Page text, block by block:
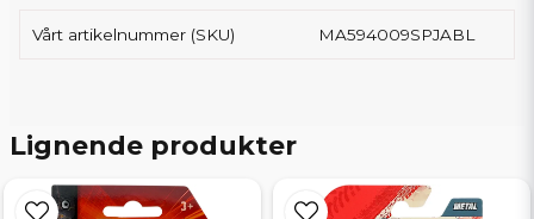
Vårt artikelnummer (SKU) MA594009SPJABL
Lignende produkter